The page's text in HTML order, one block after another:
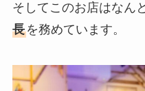
そしてこのお店はなん
長を務めています。